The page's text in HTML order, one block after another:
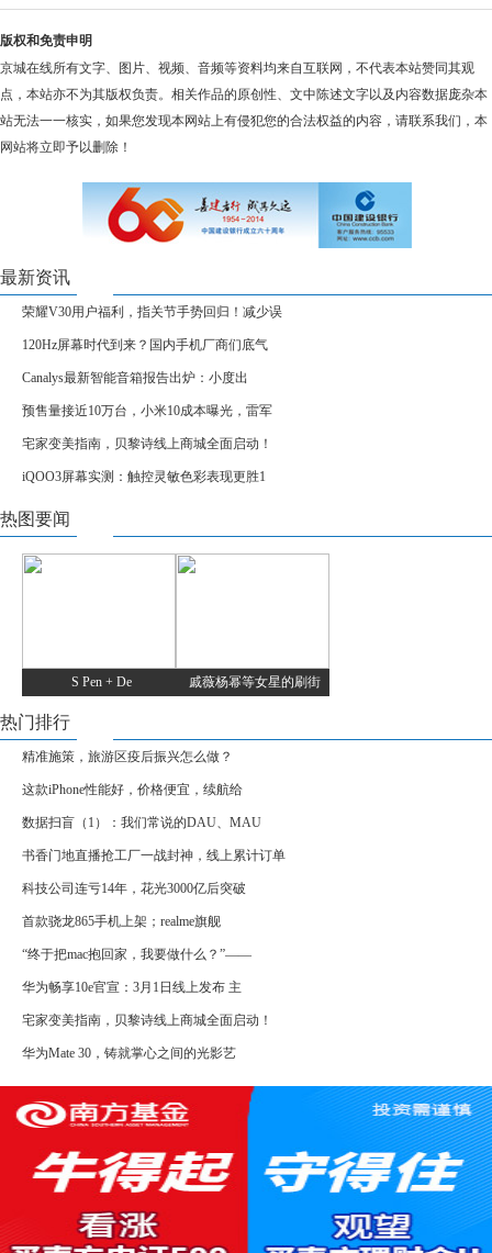
版权和免责申明
京城在线所有文字、图片、视频、音频等资料均来自互联网，不代表本站赞同其观
点，本站亦不为其版权负责。相关作品的原创性、文中陈述文字以及内容数据庞杂本
站无法一一核实，如果您发现本网站上有侵犯您的合法权益的内容，请联系我们，本
网站将立即予以删除！
最新资讯
荣耀V30用户福利，指关节手势回归！减少误
120Hz屏幕时代到来？国内手机厂商们底气
Canalys最新智能音箱报告出炉：小度出
预售量接近10万台，小米10成本曝光，雷军
宅家变美指南，贝黎诗线上商城全面启动！
iQOO3屏幕实测：触控灵敏色彩表现更胜1
热图要闻
S Pen + De 戚薇杨幂等女星的刷街
热门排行
精准施策，旅游区疫后振兴怎么做？
这款iPhone性能好，价格便宜，续航给
数据扫盲（1）：我们常说的DAU、MAU
书香门地直播抢工厂一战封神，线上累计订单
科技公司连亏14年，花光3000亿后突破
首款骁龙865手机上架；realme旗舰
“终于把mac抱回家，我要做什么？”——
华为畅享10e官宣：3月1日线上发布 主
宅家变美指南，贝黎诗线上商城全面启动！
华为Mate 30，铸就掌心之间的光影艺